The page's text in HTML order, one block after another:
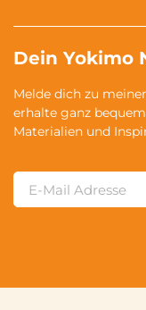
Dein Yokimo
Melde dich zu
erhalte ganz
Materialien und